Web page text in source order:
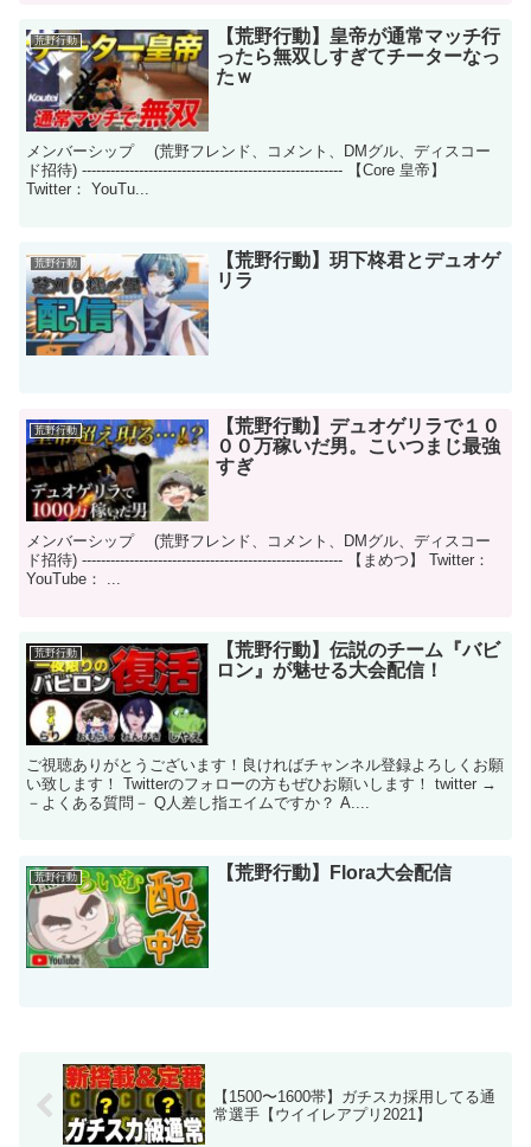
荒野行動
【荒野行動】皇帝が通常マッチ行
ったら無双しすぎてチーターなっ
たｗ
メンバーシップ (荒野フレンド、コメント、DMグル、ディスコー
ド招待) ------------------------------------------------------- 【Core 皇帝】
Twitter： YouTu...
荒野行動
【荒野行動】玥下柊君とデュオゲ
リラ
荒野行動
【荒野行動】デュオゲリラで１０
００万稼いだ男。こいつまじ最強
すぎ
メンバーシップ (荒野フレンド、コメント、DMグル、ディスコー
ド招待) ------------------------------------------------------- 【まめつ】 Twitter：
YouTube： ...
荒野行動
【荒野行動】伝説のチーム『バビ
ロン』が魅せる大会配信！
ご視聴ありがとうございます！良ければチャンネル登録よろしくお願
い致します！ Twitterのフォローの方もぜひお願いします！ twitter →
－よくある質問－ Q人差し指エイムですか？ A....
荒野行動 【荒野行動】Flora大会配信
【1500〜1600帯】ガチスカ採用してる通
常選手【ウイイレアプリ2021】